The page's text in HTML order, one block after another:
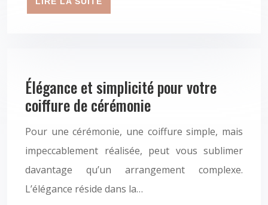
Élégance et simplicité pour votre
coiffure de cérémonie
Pour une cérémonie, une coiffure simple, mais
impeccablement réalisée, peut vous sublimer
davantage qu’un arrangement complexe.
L’élégance réside dans la…